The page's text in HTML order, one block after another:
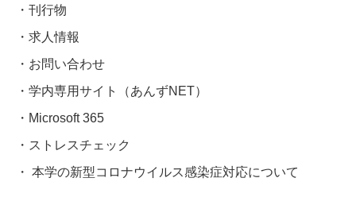
刊行物
求人情報
お問い合わせ
学内専用サイト（あんずNET）
Microsoft 365
ストレスチェック
本学の新型コロナウイルス感染症対応について